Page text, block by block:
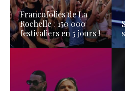
Francofolies de La
Rochelle : 150 000
festivaliers en 5 jours !